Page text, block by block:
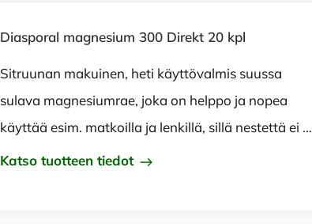
Diasporal magnesium 300 Direkt 20 kpl
Sitruunan makuinen, heti käyttövalmis suussa
sulava magnesiumrae, joka on helppo ja nopea
käyttää esim. matkoilla ja lenkillä, sillä nestettä ei …
Katso tuotteen tiedot